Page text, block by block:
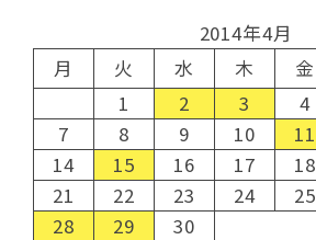
2014年4月
月
火 水 木 金
1
2 3 4
7
8 9 10 11
14
15 16 17 18
21
22 23 24 25
28
29 30